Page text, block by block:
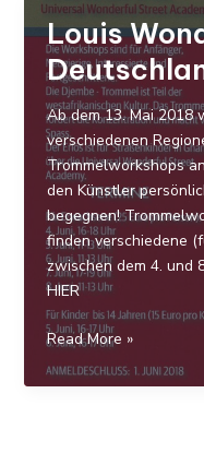
in
Deutschland
Louis
Ab dem 13. Mai 2018
verschiedenen
Trommelworkshops
den Künstler
begegnen!
finden verschiedene
zwischen dem 4. und
HIER
Louis
Wonder
in
Read More »